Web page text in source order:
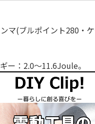
マ(ブルポイント280・
ー：2.0～11.6Joule。